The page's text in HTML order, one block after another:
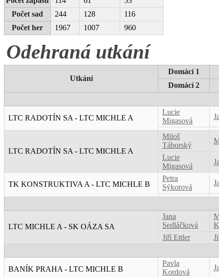
Počet sad
244 128
116
Počet her
1967 1007 960
Odehraná utkání
Utkání
Domácí 1
Domácí 2
LTC RADOTÍN SA - LTC MICHLE A
Lucie
Migasová
LTC RADOTÍN SA - LTC MICHLE A
Miloš
Táborský
Lucie
Migasová
TK KONSTRUKTIVA A - LTC MICHLE B
Petra
Sýkorová
LTC MICHLE A - SK OÁZA SA
Jana
Sedláčková
Jiří Ettler
BANÍK PRAHA - LTC MICHLE B
Pavla
Kordová